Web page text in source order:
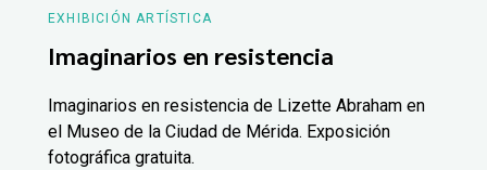
EXHIBICIÓN ARTÍSTICA
Imaginarios en resistencia
Imaginarios en resistencia de Lizette Abraham en
el Museo de la Ciudad de Mérida. Exposición
fotográfica gratuita.